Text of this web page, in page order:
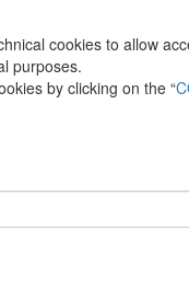
cookies to allow
purposes.
by clicking on the “